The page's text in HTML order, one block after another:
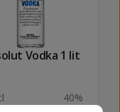
Vodka 1 lit
40%